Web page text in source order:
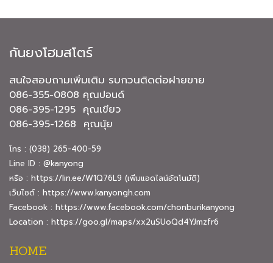
กันยงโฮมสโตร์
สนใจสอบถามเพิ่มเติม รบกวนติดต่อฝายขาย
086-355-0808 คุณปอนด์
086-395-1295 คุณเขียว
086-395-1268 คุณนุ้ย
โทร : (038) 265-400-59
Line ID : @kanyong
หรือ : https://lin.ee/W1Q76L9 (เพิ่มแอดไลน์อัตโนมัติ)
เว็บไซต์ : https://www.kanyongh.com
Facebook : https://www.facebook.com/chonburikanyong
Location : https://goo.gl/maps/xx2uSUoQd4YJmzfr6
HOME